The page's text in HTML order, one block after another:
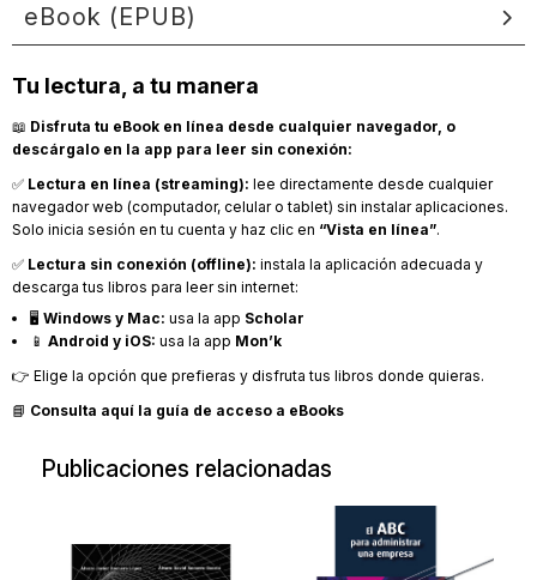
eBook (EPUB)
Tu lectura, a tu manera
📖 Disfruta tu eBook en línea desde cualquier navegador, o
descárgalo en la app para leer sin conexión:
✅ Lectura en línea (streaming): lee directamente desde cualquier
navegador web (computador, celular o tablet) sin instalar aplicaciones.
Solo inicia sesión en tu cuenta y haz clic en “Vista en línea”.
✅ Lectura sin conexión (offline): instala la aplicación adecuada y
descarga tus libros para leer sin internet:
🖥️ Windows y Mac: usa la app Scholar
📱 Android y iOS: usa la app Mon’k
👉 Elige la opción que prefieras y disfruta tus libros donde quieras.
📘 Consulta aquí la guía de acceso a eBooks
Publicaciones relacionadas